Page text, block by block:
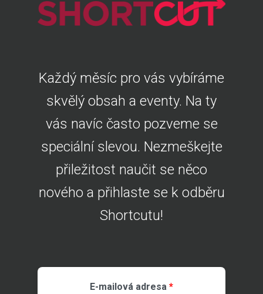
Každý měsíc pro vás vybíráme
skvělý obsah a eventy. Na ty
vás navíc často pozveme se
speciální slevou. Nezmeškejte
přiležitost naučit se něco
nového a přihlaste se k odběru
Shortcutu!
E-mailová adresa